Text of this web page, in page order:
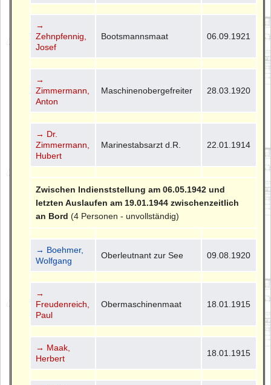
→
Zehnpfennig,
Josef
Bootsmannsmaat 06.09.1921
→
Zimmermann,
Anton
Maschinenobergefreiter 28.03.1920
→ Dr.
Zimmermann,
Hubert
Marinestabsarzt d.R. 22.01.1914
Zwischen Indienststellung am 06.05.1942 und
letzten Auslaufen am 19.01.1944 zwischenzeitlich
an Bord (4 Personen - unvollständig)
→ Boehmer,
Wolfgang
Oberleutnant zur See 09.08.1920
→
Freudenreich,
Paul
Obermaschinenmaat 18.01.1915
→ Maak,
Herbert
18.01.1915